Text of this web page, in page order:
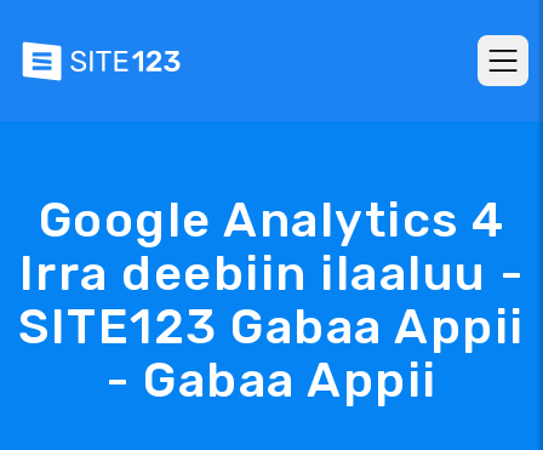
Google Analytics 4
Irra deebiin ilaaluu -
SITE123 Gabaa Appii
- Gabaa Appii